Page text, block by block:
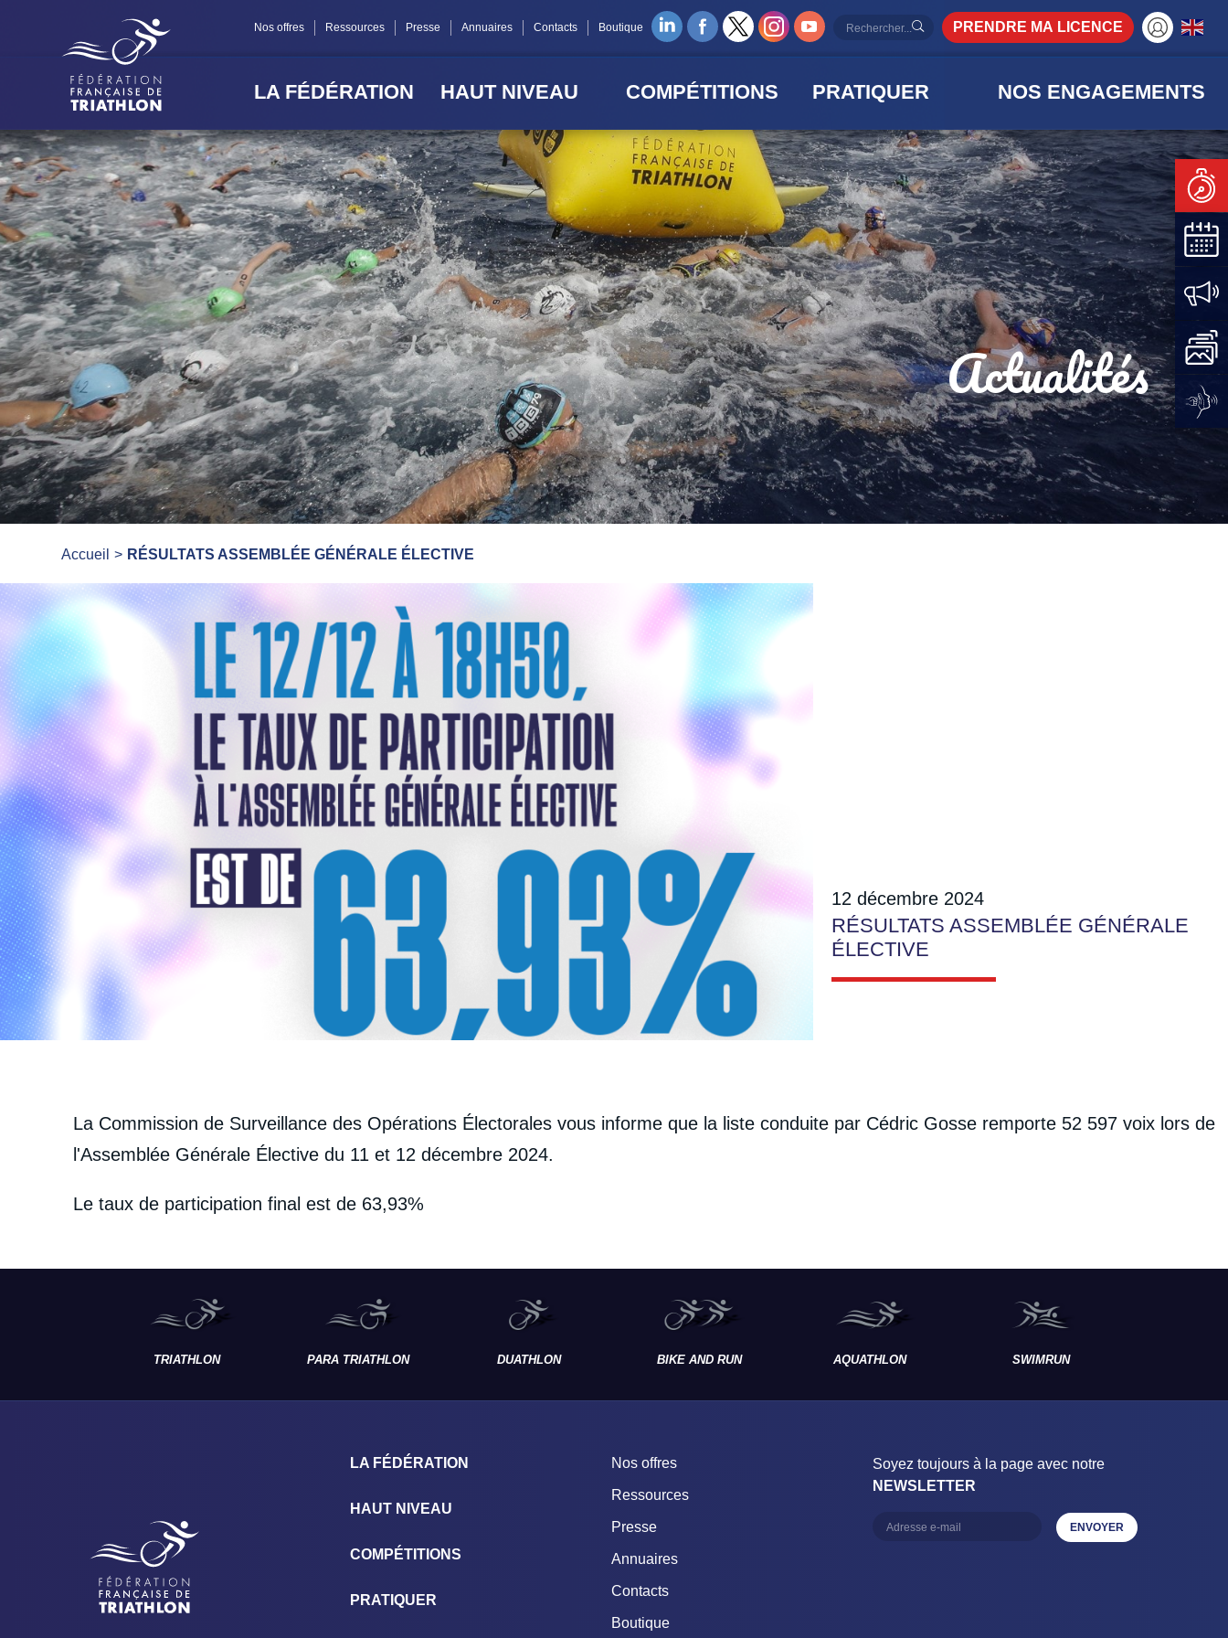
Nos offres Ressources Presse Annuaires Contacts Boutique PRENDRE MA LICENCE
LA FÉDÉRATION HAUT NIVEAU COMPÉTITIONS PRATIQUER NOS ENGAGEMENTS
Actualités
Accueil RÉSULTATS ASSEMBLÉE GÉNÉRALE ÉLECTIVE
12 décembre 2024
RÉSULTATS ASSEMBLÉE GÉNÉRALE
ÉLECTIVE
La Commission de Surveillance des Opérations Électorales vous informe que la liste conduite par Cédric Gosse remporte 52 597 voix lors de
l'Assemblée Générale Élective du 11 et 12 décembre 2024.
Le taux de participation final est de 63,93%
TRIATHLON PARA TRIATHLON DUATHLON BIKE AND RUN AQUATHLON SWIMRUN
LA FÉDÉRATION
HAUT NIVEAU
COMPÉTITIONS
PRATIQUER
Nos offres
Ressources
Presse
Annuaires
Contacts
Boutique
Soyez toujours à la page avec notre
NEWSLETTER
Panneau de gestion des cookies